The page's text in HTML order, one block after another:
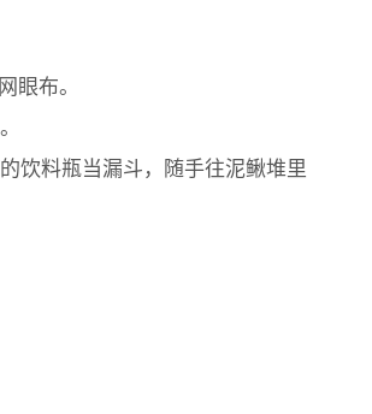
眼布。
饮料瓶当漏斗，随手往泥鳅堆里